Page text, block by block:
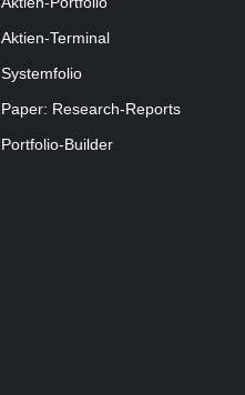
Aktien-Terminal
Systemfolio
Paper: Research-Reports
Portfolio-Builder